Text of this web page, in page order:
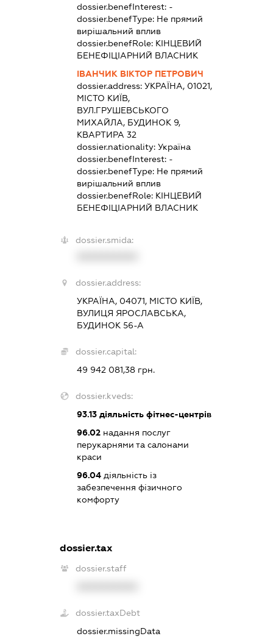
dossier.benefInterest: -
dossier.benefType: Не прямий
вирішальний вплив
dossier.benefRole: КІНЦЕВИЙ
БЕНЕФІЦІАРНИЙ ВЛАСНИК
ІВАНЧИК ВІКТОР ПЕТРОВИЧ
dossier.address: УКРАЇНА, 01021,
МІСТО КИЇВ,
ВУЛ.ГРУШЕВСЬКОГО
МИХАЙЛА, БУДИНОК 9,
КВАРТИРА 32
dossier.nationality: Україна
dossier.benefInterest: -
dossier.benefType: Не прямий
вирішальний вплив
dossier.benefRole: КІНЦЕВИЙ
БЕНЕФІЦІАРНИЙ ВЛАСНИК
dossier.smida:
dossier.address:
УКРАЇНА, 04071, МІСТО КИЇВ,
ВУЛИЦЯ ЯРОСЛАВСЬКА,
БУДИНОК 56-А
dossier.capital:
49 942 081,38 грн.
dossier.kveds:
93.13діяльність фітнес-центрів
96.02надання послуг
перукарнями та салонами
краси
96.04діяльність із
забезпечення фізичного
комфорту
dossier.tax
dossier.staff
dossier.taxDebt
dossier.missingData